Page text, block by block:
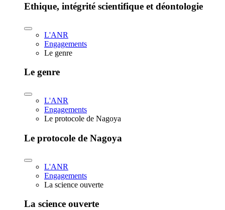
Ethique, intégrité scientifique et déontologie
L'ANR
Engagements
Le genre
Le genre
L'ANR
Engagements
Le protocole de Nagoya
Le protocole de Nagoya
L'ANR
Engagements
La science ouverte
La science ouverte